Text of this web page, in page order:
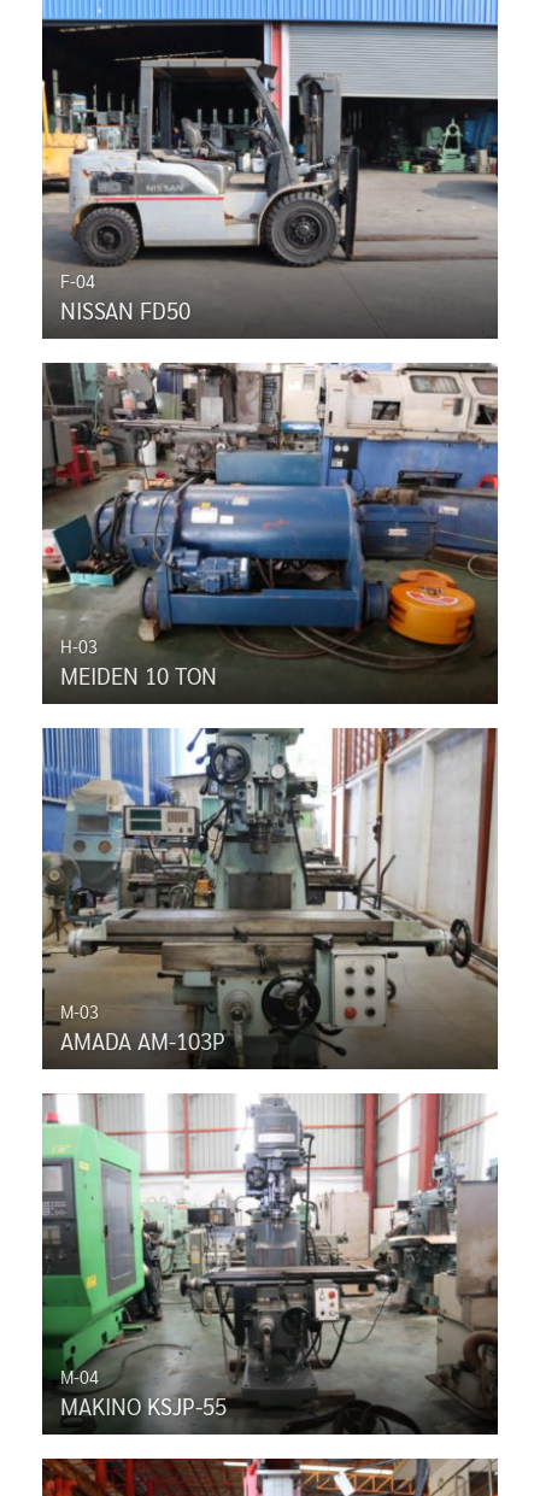
F-04
NISSAN FD50
H-03
MEIDEN 10 TON
M-03
AMADA AM-103P
M-04
MAKINO KSJP-55